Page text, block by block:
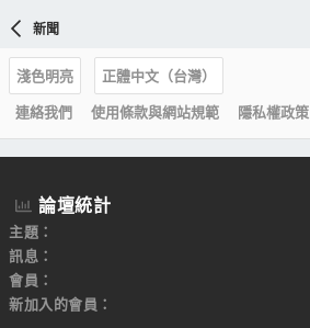
新聞
淺色明亮
正體中文（台灣）
連絡我們
使用條款與網站規範 隱私權政策
論壇統計
主題
訊息
會員
新加入的會員